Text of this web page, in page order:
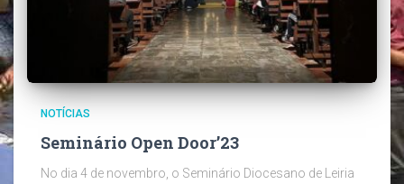
NOTÍCIAS
Seminário Open Door’23
No dia 4 de novembro, o Seminário Diocesano de Leiria